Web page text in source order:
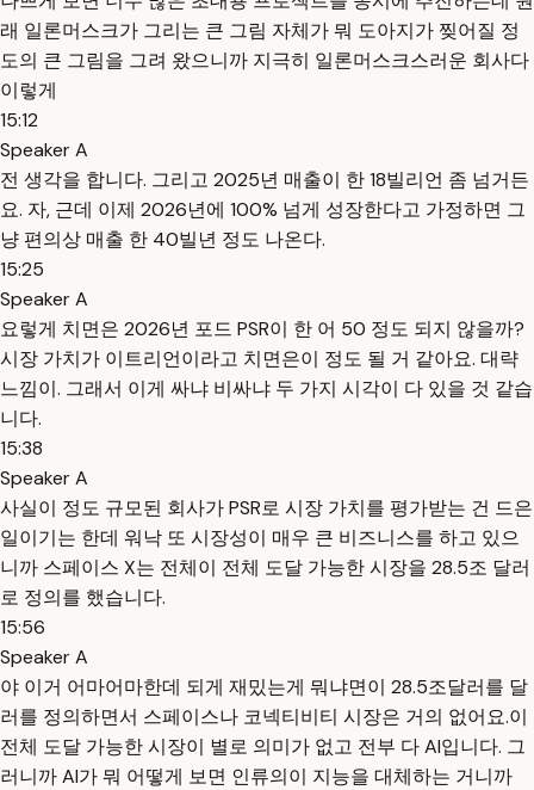
래 일론머스크가 그리는 큰 그림 자체가 뭐 도아지가 찢어질 정
도의 큰 그림을 그려 왔으니까 지극히 일론머스크스러운 회사다
이렇게
15:12
Speaker A
전 생각을 합니다. 그리고 2025년 매출이 한 18빌리언 좀 넘거든
요. 자, 근데 이제 2026년에 100% 넘게 성장한다고 가정하면 그
냥 편의상 매출 한 40빌년 정도 나온다.
15:25
Speaker A
요렇게 치면은 2026년 포드 PSR이 한 어 50 정도 되지 않을까?
시장 가치가 이트리언이라고 치면은이 정도 될 거 같아요. 대략
느낌이. 그래서 이게 싸냐 비싸냐 두 가지 시각이 다 있을 것 같습
니다.
15:38
Speaker A
사실이 정도 규모된 회사가 PSR로 시장 가치를 평가받는 건 드은
일이기는 한데 워낙 또 시장성이 매우 큰 비즈니스를 하고 있으
니까 스페이스 X는 전체이 전체 도달 가능한 시장을 28.5조 달러
로 정의를 했습니다.
15:56
Speaker A
야 이거 어마어마한데 되게 재밌는게 뭐냐면이 28.5조달러를 달
러를 정의하면서 스페이스나 코넥티비티 시장은 거의 없어요.이
전체 도달 가능한 시장이 별로 의미가 없고 전부 다 AI입니다. 그
러니까 AI가 뭐 어떻게 보면 인류의이 지능을 대체하는 거니까